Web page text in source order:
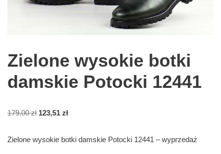
Zielone wysokie botki
damskie Potocki 12441
179,00zł 123,51 zł
Zielone wysokie botki damskie Potocki 12441 – wyprzedaż